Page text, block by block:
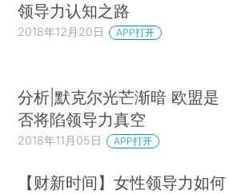
领导力认知之路
2018年12月20日 APP打开
分析|默克尔光芒渐暗 欧盟是
否将陷领导力真空
2018年11月05日 APP打开
【财新时间】女性领导力如何